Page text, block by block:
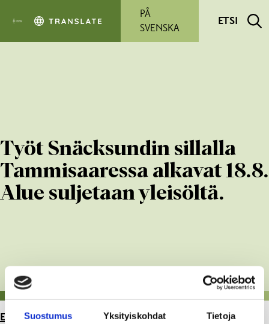
Suostumus Yksityiskohdat Tietoja
PÅ
SVENSKA
ETSI
Työt Snäcksundin sillalla
Tammisaaressa alkavat 18.8.
Alue suljetaan yleisöltä.
ETUSIVU>ARTIKKELIT>TYÖT SNÄCKSUNDIN